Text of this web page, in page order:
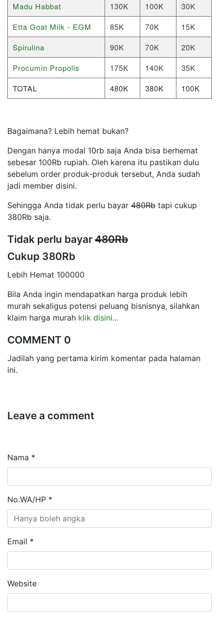
Madu Habbat 130K 100K
30K
Etta Goat Milk - EGM
85K 70K
15K
Spirulina
90K 70K
20K
Procumin Propolis
175K 140K
35K
TOTAL
480K 380K 100K
Bagaimana? Lebih hemat bukan?
Dengan hanya modal 10rb saja Anda bisa berhemat
sebesar 100Rb rupiah. Oleh karena itu pastikan dulu
sebelum order produk-produk tersebut, Anda sudah
jadi member disini.
Sehingga Anda tidak perlu bayar 480Rb tapi cukup
380Rb saja.
Tidak perlu bayar 480Rb
Cukup 380Rb
Lebih Hemat 100000
Bila Anda ingin mendapatkan harga produk lebih
murah sekaligus potensi peluang bisnisnya, silahkan
klaim harga murah klik disini...
COMMENT 0
Jadilah yang pertama kirim komentar pada halaman
ini.
Leave a comment
Nama *
No.WA/HP *
Email *
Website